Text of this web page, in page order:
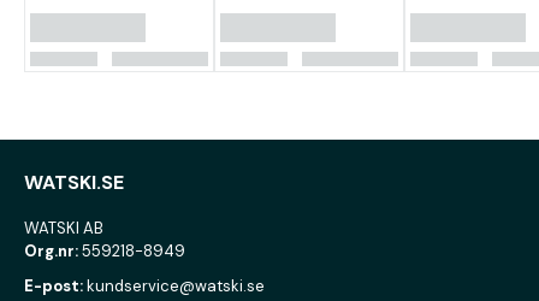
WATSKI.SE
WATSKI AB
Org.nr:559218-8949
E-post:kundservice@watski.se